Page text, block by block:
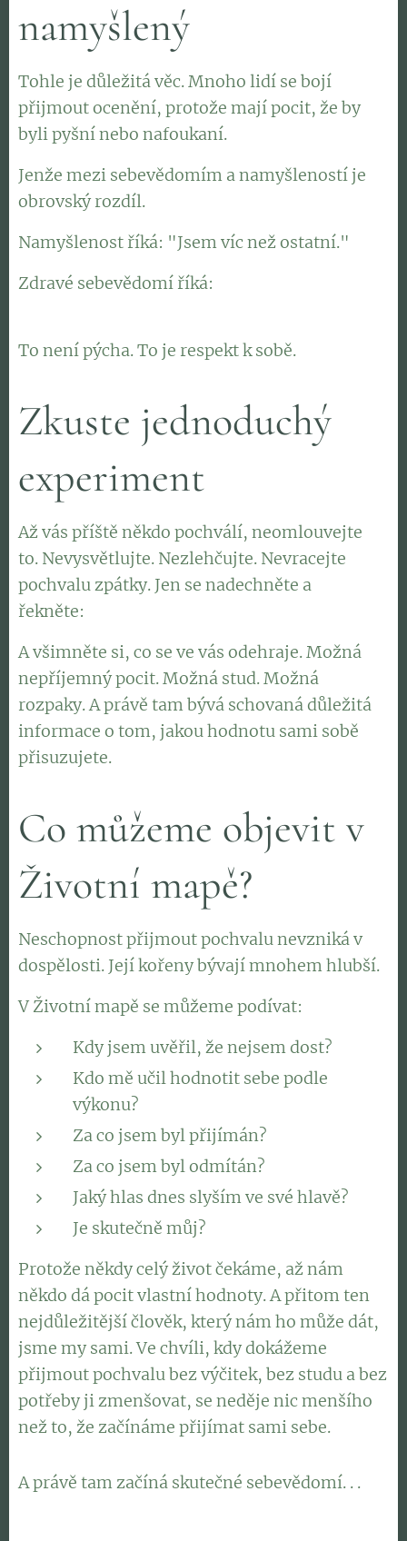
namyšlený
Tohle je důležitá věc. Mnoho lidí se bojí
přijmout ocenění, protože mají pocit, že by
byli pyšní nebo nafoukaní.
Jenže mezi sebevědomím a namyšleností je
obrovský rozdíl.
Namyšlenost říká: "Jsem víc než ostatní."
Zdravé sebevědomí říká:
To není pýcha. To je respekt k sobě.
Zkuste jednoduchý
experiment
Až vás příště někdo pochválí, neomlouvejte
to. Nevysvětlujte. Nezlehčujte. Nevracejte
pochvalu zpátky. Jen se nadechněte a
řekněte:
A všimněte si, co se ve vás odehraje. Možná
nepříjemný pocit. Možná stud. Možná
rozpaky. A právě tam bývá schovaná důležitá
informace o tom, jakou hodnotu sami sobě
přisuzujete.
Co můžeme objevit v
Životní mapě?
Neschopnost přijmout pochvalu nevzniká v
dospělosti. Její kořeny bývají mnohem hlubší.
V Životní mapě se můžeme podívat:
Kdy jsem uvěřil, že nejsem dost?
Kdo mě učil hodnotit sebe podle
výkonu?
Za co jsem byl přijímán?
Za co jsem byl odmítán?
Jaký hlas dnes slyším ve své hlavě?
Je skutečně můj?
Protože někdy celý život čekáme, až nám
někdo dá pocit vlastní hodnoty. A přitom ten
nejdůležitější člověk, který nám ho může dát,
jsme my sami. Ve chvíli, kdy dokážeme
přijmout pochvalu bez výčitek, bez studu a bez
potřeby ji zmenšovat, se neděje nic menšího
než to, že začínáme přijímat sami sebe.
A právě tam začíná skutečné sebevědomí. . .